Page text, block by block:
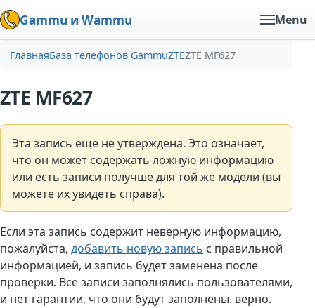
Gammu и Wammu Menu
ГлавнаяБаза телефонов GammuZTEZTE MF627
ZTE MF627
Эта запись еще не утверждена. Это означает,
что он может содержать ложную информацию
или есть записи получше для той же модели (вы
можете их увидеть справа).
Если эта запись содержит неверную информацию,
пожалуйста, добавить новую запись с правильной
информацией, и запись будет заменена после
проверки. Все записи заполнялись пользователями,
и нет гарантии, что они будут заполнены. верно.